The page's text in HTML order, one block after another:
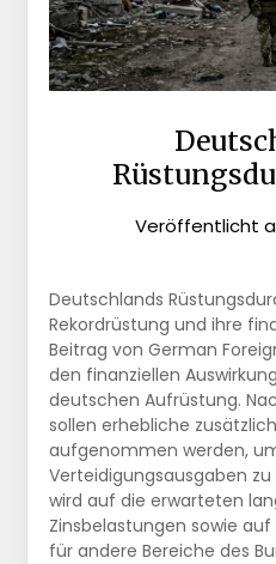
Veröffentlicht
Deutschlands
Rekordrüstung und ihre
Beitrag von German
den finanziellen
deutschen Aufrüstung.
sollen erhebliche
aufgenommen werden,
Verteidigungsausgaben
wird auf die erwarteten
Zinsbelastungen sowie
für andere Bereiche des